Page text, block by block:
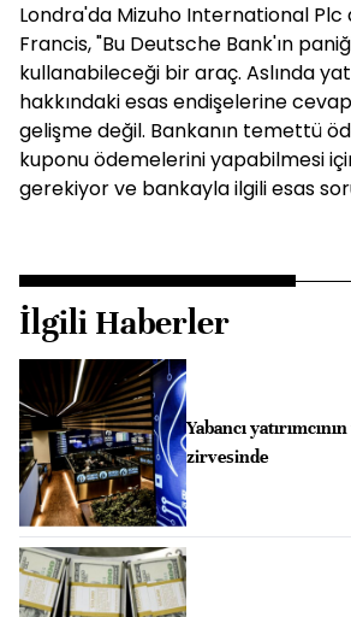
Londra'da Mizuho International Plc
Francis, "Bu Deutsche Bank'ın
kullanabileceği bir araç. Aslında
hakkındaki esas endişelerine
gelişme değil. Bankanın temettü
kuponu ödemelerini yapabilmesi
gerekiyor ve bankayla ilgili esas
İlgili Haberler
Yabancı
zirvesinde